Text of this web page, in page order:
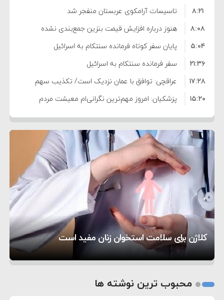
تاسیسات آرامکوی عربستان منفجر شد
۸:۲۱
هنوز درباره افزایش قیمت بنزین جمع‌بندی نشده
است/ کالا برگ قطعا افزایش می‌یابد
۸:۰۸
پایان سفر کوتاه فرمانده سنتکام به اسرائیل
۵:۰۴
سفر فرمانده سنتکام به اسرائیل
۲۱:۳۶
عراقچی: توافق با عمان نزدیک است/ تکذیب سهم
۱۱ درصدی ایران از خزر
۱۷:۲۸
پزشکیان: امروز مهم‌ترین نگرانی‌ام معیشت مردم
است
۱۵:۲۰
ترامپ: مذاکرات با تهران خوب پیش می‌رود
۸:۳۶
بازداشت سفیر پیشین فلسطین در لبنان به اتهام
فساد و اختلاس اموال
۱۰:۳۳
حادثه دریایی در نزدیکی سواحل عمان
۵:۱۷
معاون دفتر پزشکیان: ادعای استعفای رئیس‌جمهور
واهی و کذب محض است
زمان و تاریخ مذاکرات آمریکا و ایران هنوز نهایی
نشده است
۲۰:۳۹
وزیر جنگ آمریکا: ماشین جنگی ما آماده حمله
نظامی علیه ایران است
۶:۵۰
موافقت ترامپ با لغو حمله به ایران
۶:۲۱
کلاژن برای سلامت استخوان زنان مفید است
کمک خورشید به رفع ناترازی برق
تحسین کارگردان «جنگ و صلح» از سینمای ایران؛ روایتی
از عشق عمیق به مردم
2
محبوب ترین نوشته ها